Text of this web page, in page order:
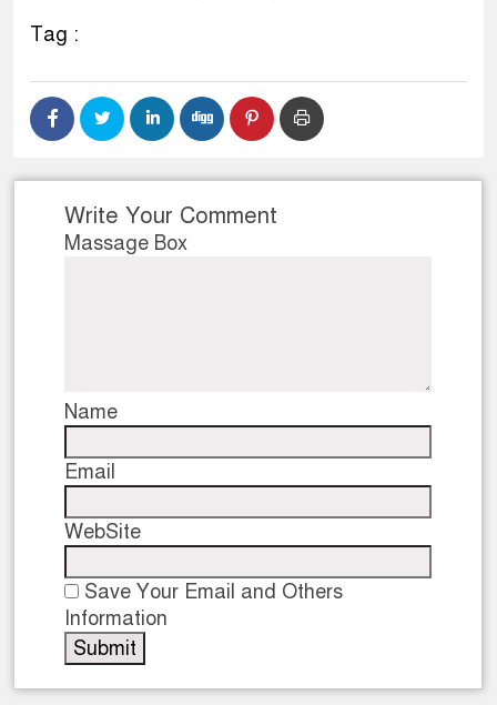
Tag :
Write Your Comment
Massage Box
Name
Email
WebSite
Save Your Email and Others
Information